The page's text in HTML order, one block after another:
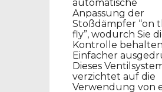
automatische
Anpassung der
Stoßdämpfer “on
fly”, wodurch Sie
Kontrolle
Einfacher
Dieses
verzichtet auf die
Verwendung von